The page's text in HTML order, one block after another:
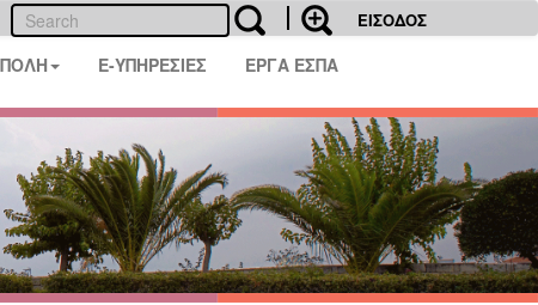
ΕΙΣΟΔΟΣ
E-ΥΠΗΡΕΣΙΕΣ ΕΡΓΑ ΕΣΠΑ